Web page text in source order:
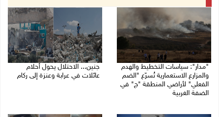
"مدار": سياسات التخطيط والهدم
والمزارع الاستعمارية تُسرّع "الضم
الفعلي" لأراضي المنطقة "ج" في
الضفة الغربية
جنين... الاحتلال يحول أحلام
عائلات في عرابة وعنزة إلى ركام